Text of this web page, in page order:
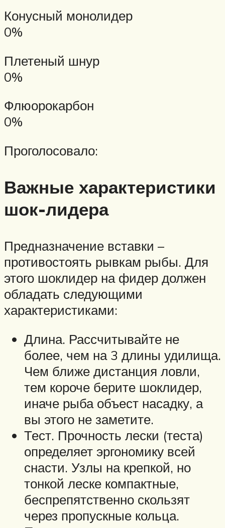
Конусный монолидер
0%
Плетеный шнур
0%
Флюорокарбон
0%
Проголосовало:
Важные характеристики
шок-лидера
Предназначение вставки –
противостоять рывкам рыбы. Для
этого шоклидер на фидер должен
обладать следующими
характеристиками:
Длина. Рассчитывайте не
более, чем на 3 длины удилища.
Чем ближе дистанция ловли,
тем короче берите шоклидер,
иначе рыба объест насадку, а
вы этого не заметите.
Тест. Прочность лески (теста)
определяет эргономику всей
снасти. Узлы на крепкой, но
тонкой леске компактные,
беспрепятственно скользят
через пропускные кольца.